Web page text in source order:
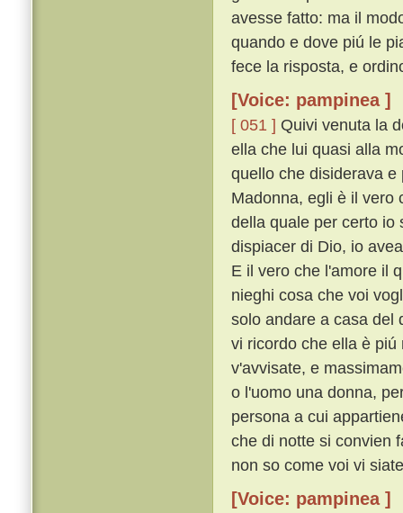
avesse fatto: ma il
quando e dove piú le
fece la risposta, e
[Voice: pampinea ]
[ 051 ] Quivi venuta la
ella che lui quasi alla
quello che disiderava
Madonna, egli è il vero
della quale per certo io
dispiacer di Dio, io
E il vero che l'amore il
nieghi cosa che voi
solo andare a casa del
vi ricordo che ella è
v'avvisate, e
o l'uomo una donna,
persona a cui
che di notte si convien
non so come voi vi
[Voice: pampinea ]